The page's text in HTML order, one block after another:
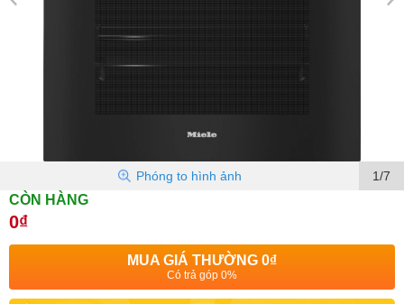
1/7
Phóng to hình ảnh
CÒN HÀNG
0₫
MUA GIÁ THƯỜNG 0₫
Có trả góp 0%